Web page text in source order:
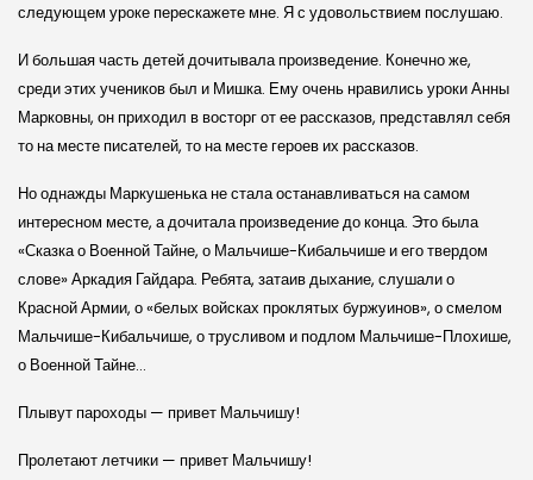
следующем уроке перескажете мне. Я с удовольствием послушаю.
И большая часть детей дочитывала произведение. Конечно же,
среди этих учеников был и Мишка. Ему очень нравились уроки Анны
Марковны, он приходил в восторг от ее рассказов, представлял себя
то на месте писателей, то на месте героев их рассказов.
Но однажды Маркушенька не стала останавливаться на самом
интересном месте, а дочитала произведение до конца. Это была
«Сказка о Военной Тайне, о Мальчише-Кибальчише и его твердом
слове» Аркадия Гайдара. Ребята, затаив дыхание, слушали о
Красной Армии, о «белых войсках проклятых буржуинов», о смелом
Мальчише-Кибальчише, о трусливом и подлом Мальчише-Плохише,
о Военной Тайне…
Плывут пароходы — привет Мальчишу!
Пролетают летчики — привет Мальчишу!